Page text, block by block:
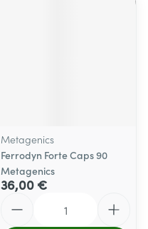
Metagenics
Ferrodyn Forte Caps 90
Metagenics
36,00 €